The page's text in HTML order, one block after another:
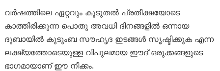
വർഷത്തിലെ ഏറ്റവും കൂടുതൽ പ്രതീക്ഷയോടെ
കാത്തിരിക്കുന്ന പൊതു അവധി ദിനങ്ങളിൽ ഒന്നായ
ദുബായിൽ കുടുംബ സൗഹൃദ ഇടങ്ങൾ സൃഷ്ടിക്കുക എന്ന
ലക്ഷ്യത്തോടെയുള്ള വിപുലമായ ഈദ് ഒരുക്കങ്ങളുടെ
ഭാഗമായാണ് ഈ നീക്കം.